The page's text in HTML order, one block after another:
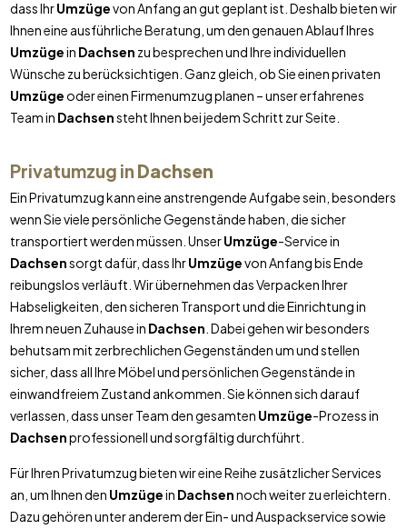
dass IhrUmzügevon Anfang an gut geplant ist. Deshalb bieten wir
Ihnen eine ausführliche Beratung, um den genauen Ablauf Ihres
Umzügein Dachsen zu besprechen und Ihre individuellen
Wünsche zu berücksichtigen. Ganz gleich, ob Sie einen privaten
Umzügeoder einen Firmenumzug planen – unser erfahrenes
Team in Dachsensteht Ihnen bei jedem Schritt zur Seite.
Privatumzug in Dachsen
Ein Privatumzug kann eine anstrengende Aufgabe sein, besonders
wenn Sie viele persönliche Gegenstände haben, die sicher
transportiert werden müssen. UnserUmzüge-Service in
Dachsensorgt dafür, dass IhrUmzügevon Anfang bis Ende
reibungslos verläuft. Wir übernehmen das Verpacken Ihrer
Habseligkeiten, den sicheren Transport und die Einrichtung in
Ihrem neuen Zuhause in Dachsen . Dabei gehen wir besonders
behutsam mit zerbrechlichen Gegenständen um und stellen
sicher, dass all Ihre Möbel und persönlichen Gegenstände in
einwandfreiem Zustand ankommen. Sie können sich darauf
verlassen, dass unser Team den gesamten Umzüge-Prozess in
Dachsenprofessionell und sorgfältig durchführt.
Für Ihren Privatumzug bieten wir eine Reihe zusätzlicher Services
an, um Ihnen den Umzügein Dachsennoch weiter zu erleichtern.
Dazu gehören unter anderem der Ein- und Auspackservice sowie